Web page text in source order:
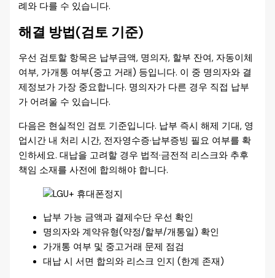
례와 다를 수 있습니다.
해결 방법(검토 기준)
우선 검토할 항목은 납부금액, 명의자, 할부 잔여, 자동이체
여부, 가개통 여부(중고 거래) 등입니다. 이 중 명의자와 결
제정보가 가장 중요합니다. 명의자가 다른 경우 직접 납부
가 어려울 수 있습니다.
다음은 현실적인 검토 기준입니다. 납부 즉시 해제 기대, 영
업시간 내 처리 시간, 전자영수증·납부증빙 필요 여부를 확
인하세요. 대납을 고려할 경우 법적·금전적 리스크와 추후
책임 소재를 사전에 합의해야 합니다.
납부 가능 금액과 결제수단 우선 확인
명의자와 계약유형(약정/할부/개통일) 확인
가개통 여부 및 중고거래 문제 점검
대납 시 서면 합의와 리스크 인지 (한계 존재)